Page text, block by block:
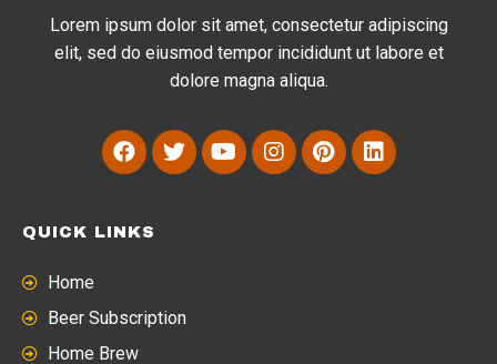
Lorem ipsum dolor sit amet, consectetur adipiscing
elit, sed do eiusmod tempor incididunt ut labore et
dolore magna aliqua.
QUICK LINKS
Home
Beer Subscription
Home Brew